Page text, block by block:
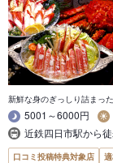
新鮮な身のぎっしり詰まっ
5001～6000円
近鉄四日市駅から
口コミ投稿特典対象店